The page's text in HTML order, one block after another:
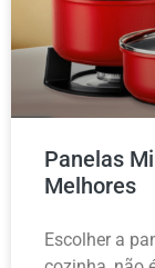
Panelas
Melhores
Escolher a